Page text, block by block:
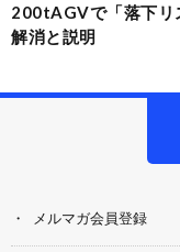
200tAGVで「落下リ
解消と説明
メルマガ会員登録